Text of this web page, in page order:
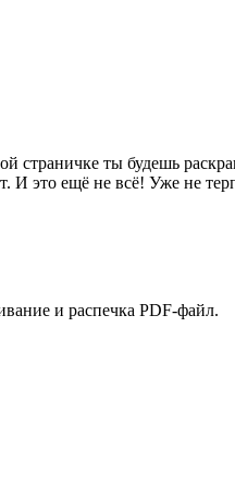
страничке ты будешь
И это ещё не всё! Уже не
и распечка PDF-файл.